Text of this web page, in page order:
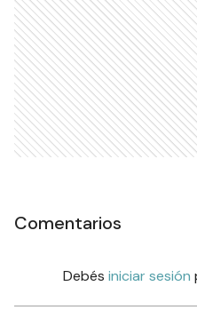
Comentarios
Debés iniciar sesión